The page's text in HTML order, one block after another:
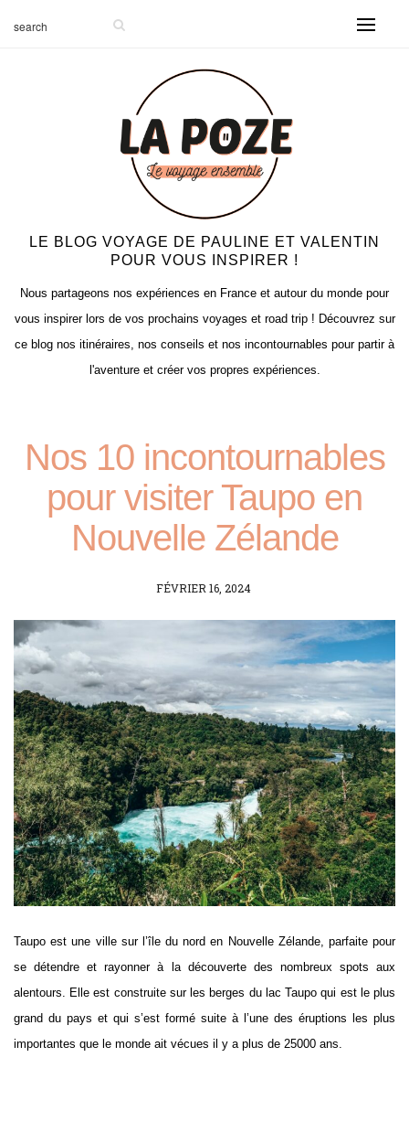
LE BLOG VOYAGE DE PAULINE ET VALENTIN
POUR VOUS INSPIRER !
Nous partageons nos expériences en France et autour du monde pour
vous inspirer lors de vos prochains voyages et road trip ! Découvrez sur
ce blog nos itinéraires, nos conseils et nos incontournables pour partir à
l'aventure et créer vos propres expériences.
Nos 10 incontournables
pour visiter Taupo en
Nouvelle Zélande
POSTED
FÉVRIER 16, 2024
Taupo est une ville sur l’île du nord en Nouvelle Zélande, parfaite pour
se détendre et rayonner à la découverte des nombreux spots aux
alentours. Elle est construite sur les berges du lac Taupo qui est le plus
grand du pays et qui s’est formé suite à l’une des éruptions les plus
importantes que le monde ait vécues il y a plus de 25000 ans.